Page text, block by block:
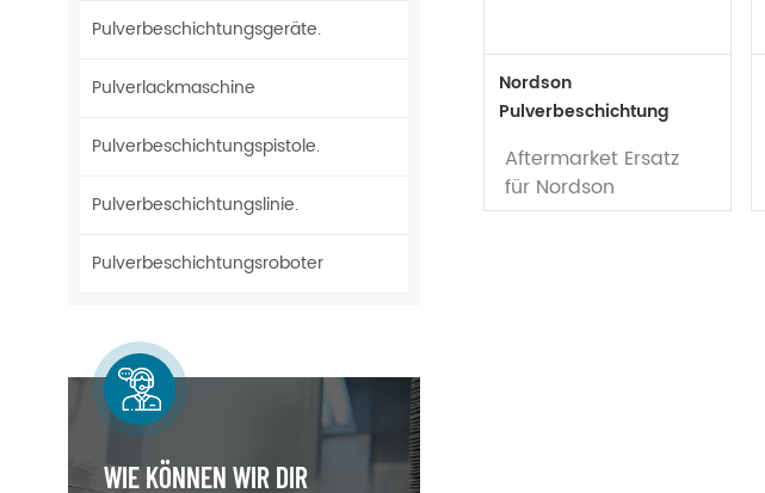
Nordson
Pulverbeschichtung
Aftermarket Ersatz
für Nordson
Pulverbeschichtung
Pulverbeschichtungsgeräte.
Pulverlackmaschine
Pulverbeschichtungspistole.
Pulverbeschichtungslinie.
Pulverbeschichtungsroboter
WIE KÖNNEN WIR DIR